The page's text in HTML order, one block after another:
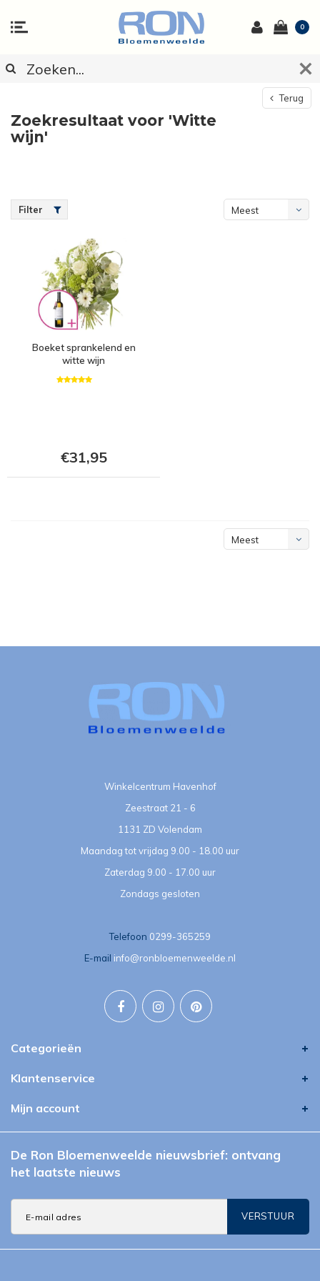
0
Terug
Zoekresultaat voor 'Witte
wijn'
Filter
Meest
Boeket sprankelend en
witte wijn
€31,95
Meest
Winkelcentrum Havenhof
Zeestraat 21 - 6
1131 ZD Volendam
Maandag tot vrijdag 9.00 - 18.00 uur
Zaterdag 9.00 - 17.00 uur
Zondags gesloten
Telefoon 0299-365259
E-mail info@ronbloemenweelde.nl
Categorieën
Klantenservice
Mijn account
De Ron Bloemenweelde nieuwsbrief: ontvang
het laatste nieuws
VERSTUUR